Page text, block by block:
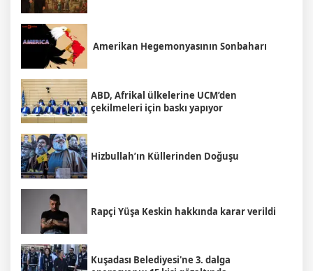
Amerikan Hegemonyasının Sonbaharı
ABD, Afrikal ülkelerine UCM’den
çekilmeleri için baskı yapıyor
Hizbullah’ın Küllerinden Doğuşu
Rapçi Yüşa Keskin hakkında karar verildi
Kuşadası Belediyesi'ne 3. dalga